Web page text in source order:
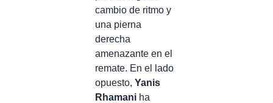
cambio de ritmo y
una pierna
derecha
amenazante en el
remate. En el lado
opuesto, Yanis
Rhamani ha